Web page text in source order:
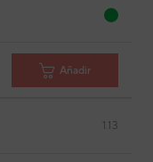
Añadir
1.13